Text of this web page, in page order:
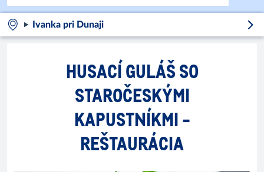
Ivanka pri Dunaji
HUSACÍ GULÁŠ SO
STAROČESKÝMI
KAPUSTNÍKMI -
REŠTAURÁCIA